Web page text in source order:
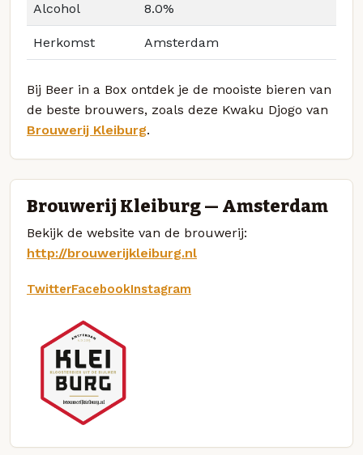
Alcohol 8.0%
Herkomst Amsterdam
Bij Beer in a Box ontdek je de mooiste bieren van
de beste brouwers, zoals deze Kwaku Djogo van
Brouwerij Kleiburg.
Brouwerij Kleiburg — Amsterdam
Bekijk de website van de brouwerij:
http://brouwerijkleiburg.nl
TwitterFacebookInstagram